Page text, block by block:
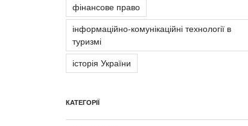
фінансове право
інформаційно-комунікаційні технології в
туризмі
історія України
КАТЕГОРІЇ